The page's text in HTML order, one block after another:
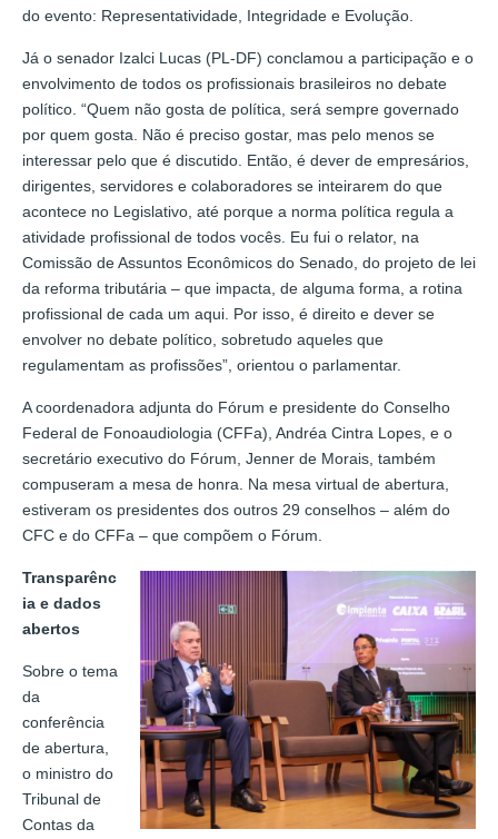
do evento: Representatividade, Integridade e Evolução.
Já o senador Izalci Lucas (PL-DF) conclamou a participação e o
envolvimento de todos os profissionais brasileiros no debate
político. “Quem não gosta de política, será sempre governado
por quem gosta. Não é preciso gostar, mas pelo menos se
interessar pelo que é discutido. Então, é dever de empresários,
dirigentes, servidores e colaboradores se inteirarem do que
acontece no Legislativo, até porque a norma política regula a
atividade profissional de todos vocês. Eu fui o relator, na
Comissão de Assuntos Econômicos do Senado, do projeto de lei
da reforma tributária – que impacta, de alguma forma, a rotina
profissional de cada um aqui. Por isso, é direito e dever se
envolver no debate político, sobretudo aqueles que
regulamentam as profissões”, orientou o parlamentar.
A coordenadora adjunta do Fórum e presidente do Conselho
Federal de Fonoaudiologia (CFFa), Andréa Cintra Lopes, e o
secretário executivo do Fórum, Jenner de Morais, também
compuseram a mesa de honra. Na mesa virtual de abertura,
estiveram os presidentes dos outros 29 conselhos – além do
CFC e do CFFa – que compõem o Fórum.
Transparênc
ia e dados
abertos
Sobre o tema
da
conferência
de abertura,
o ministro do
Tribunal de
Contas da